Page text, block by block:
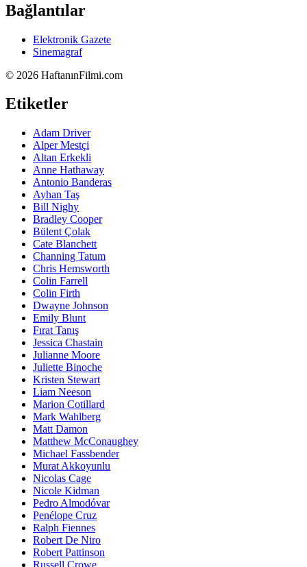
Bağlantılar
Elektronik Gazete
Sinemagraf
© 2026 HaftanınFilmi.com
Etiketler
Adam Driver
Alper Mestçi
Altan Erkekli
Anne Hathaway
Antonio Banderas
Ayhan Taş
Bill Nighy
Bradley Cooper
Bülent Çolak
Cate Blanchett
Channing Tatum
Chris Hemsworth
Colin Farrell
Colin Firth
Dwayne Johnson
Emily Blunt
Fırat Tanış
Jessica Chastain
Julianne Moore
Juliette Binoche
Kristen Stewart
Liam Neeson
Marion Cotillard
Mark Wahlberg
Matt Damon
Matthew McConaughey
Michael Fassbender
Murat Akkoyunlu
Nicolas Cage
Nicole Kidman
Pedro Almodóvar
Penélope Cruz
Ralph Fiennes
Robert De Niro
Robert Pattinson